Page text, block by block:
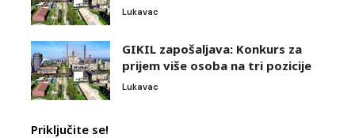
Lukavac
GIKIL zapošaljava: Konkurs za
prijem više osoba na tri pozicije
Lukavac
Priključite se!